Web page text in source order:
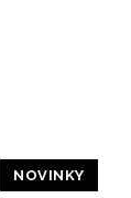
NOVINKY